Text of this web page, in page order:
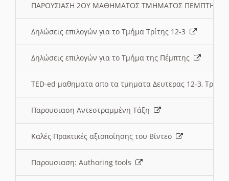
ΠΑΡΟΥΣΙΑΣΗ 2ΟΥ ΜΑΘΗΜΑΤΟΣ ΤΜΗΜΑΤΟΣ
Δηλώσεις επιλογών για το Τμήμα Τρίτης 12-3
Δηλώσεις επιλογών για το Τμήμα της Πέμπτης
TED-ed μαθηματα απο τα τμηματα Δευτερας 12-3,
Παρουσιαση Αντεστραμμένη Τάξη
Καλές Πρακτικές αξιοποίησης του Βίντεο
Παρουσιαση: Authoring tools